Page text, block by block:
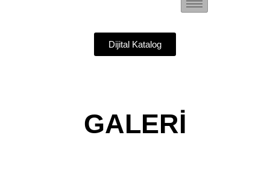
Dijital Katalog
GALERİ